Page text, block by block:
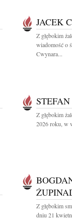
JACEK
Z głębokim
wiadomość o
Cwynara...
Z głębokim
2026 roku, w
Z głębokim
dniu 21